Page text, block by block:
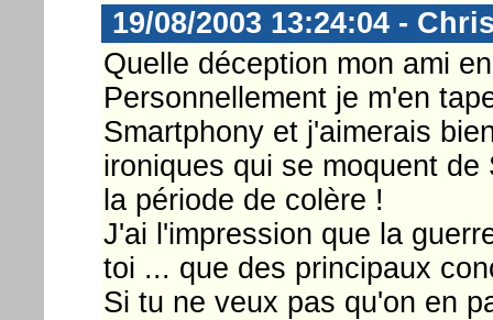
19/08/2003 13:24:04 -
Quelle déception mon ami
Personnellement je m'en
Smartphony et j'aimerais
ironiques qui se moquent
la période de colère !
J'ai l'impression que la
toi ... que des principaux
Si tu ne veux pas qu'on en